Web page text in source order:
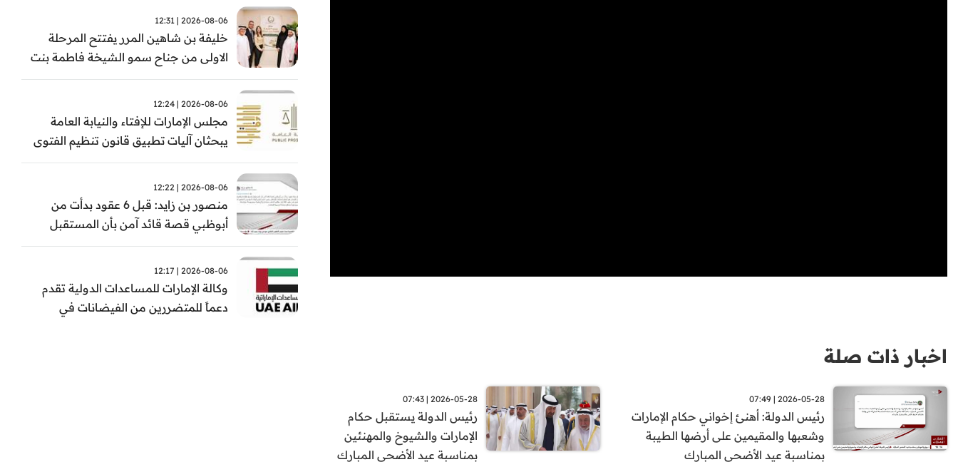
اخبار ذات صلة
2026-05-28 | 07:49
رئيس الدولة: أهنئ إخواني حكام الإمارات
وشعبها والمقيمين على أرضها الطيبة
بمناسبة عيد الأضحى المبارك
2026-05-28 | 07:43
رئيس الدولة يستقبل حكام
الإمارات والشيوخ والمهنئين
بمناسبة عيد الأضحى المبارك
2026-08-06 | 12:31
خليفة بن شاهين المرر يفتتح المرحلة
الاولى من جناح سمو الشيخة فاطمة بنت
مبارك للجراحة النسائية والتوليد في
2026-08-06 | 12:24
مجلس الإمارات للإفتاء والنيابة العامة
يبحثان آليات تطبيق قانون تنظيم الفتوى
وضبط المخالفات
2026-08-06 | 12:22
منصور بن زايد: قبل 6 عقود بدأت من
أبوظبي قصة قائد آمن بأن المستقبل
يُصنع بالإرادة والعمل
2026-08-06 | 12:17
وكالة الإمارات للمساعدات الدولية تقدم
دعماً للمتضررين من الفيضانات في